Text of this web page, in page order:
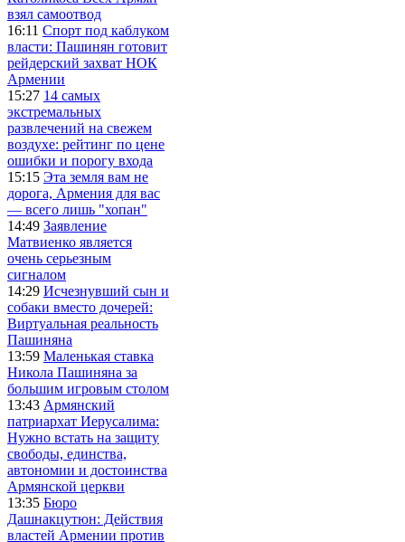
взял самоотвод
16:11 Спорт под каблуком
власти: Пашинян готовит
рейдерский захват НОК
Армении
15:27 14 самых
экстремальных
развлечений на свежем
воздухе: рейтинг по цене
ошибки и порогу входа
15:15 Эта земля вам не
дорога, Армения для вас
— всего лишь "хопан"
14:49 Заявление
Матвиенко является
очень серьезным
сигналом
14:29 Исчезнувший сын и
собаки вместо дочерей:
Виртуальная реальность
Пашиняна
13:59 Маленькая ставка
Никола Пашиняна за
большим игровым столом
13:43 Армянский
патриархат Иерусалима:
Нужно встать на защиту
свободы, единства,
автономии и достоинства
Армянской церкви
13:35 Бюро
Дашнакцутюн: Действия
властей Армении против